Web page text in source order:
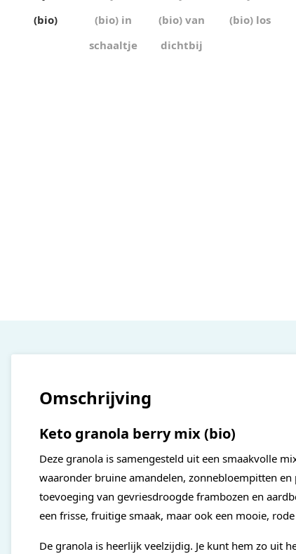
Omschrijving
Keto granola berry mix (bio)
Deze granola is samengesteld uit een smaakvolle
waaronder bruine amandelen, zonnebloempitten
toevoeging van gevriesdroogde frambozen en
een frisse, fruitige smaak, maar ook een mooie, rode
De granola is heerlijk veelzijdig. Je kunt hem zo uit